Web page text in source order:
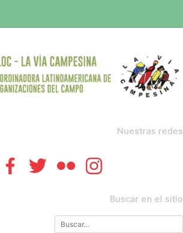
Nuestras redes
Buscar en el sitio